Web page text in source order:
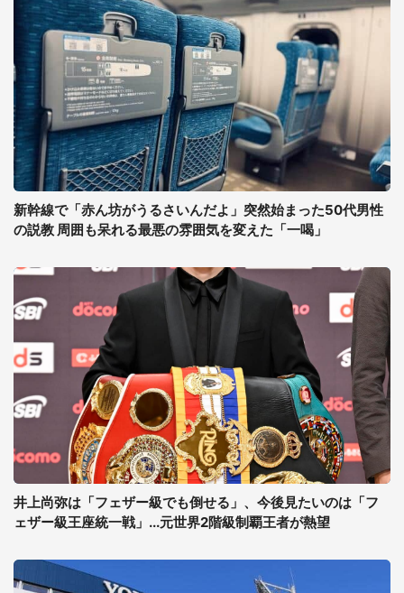
新幹線で「赤ん坊がうるさいんだよ」突然始まった50代男性
の説教 周囲も呆れる最悪の雰囲気を変えた「一喝」
井上尚弥は「フェザー級でも倒せる」、今後見たいのは「フ
ェザー級王座統一戦」...元世界2階級制覇王者が熱望